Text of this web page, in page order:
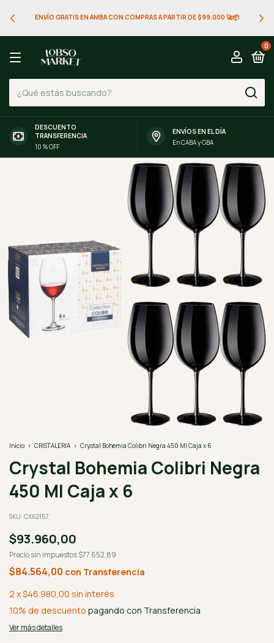
ENVÍO GRATIS EN AMBA CON COMPRAS A PARTIR DE $99.000 🚀📦
0
DESCUENTO
TRANSFERENCIA
10 % OFF
ENVÍOS EN EL DÍA
En CABA y GBA
Inicio > CRISTALERIA > Crystal Bohemia Colibri Negra 450 Ml Caja x 6
Crystal Bohemia Colibri Negra
450 Ml Caja x 6
SKU: CX62157
$93.960,00
Precio sin impuestos$77.652,89
$84.564,00 con Transferencia
2 x$46.980,00 sin interés
10% de descuento pagando con Transferencia
Ver más detalles